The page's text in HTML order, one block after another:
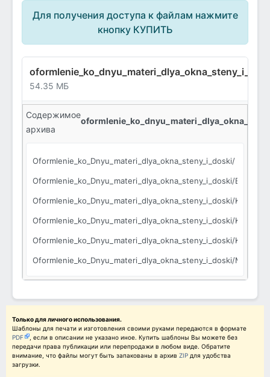
Для получения доступа к файлам нажмите
кнопку КУПИТЬ
54.35 МБ
Содержимое
архива
Oformlenie_ko_Dnyu_materi_dlya_okna_steny_i_doski/
Oformlenie_ko_Dnyu_materi_dlya_okna_steny_i_doski/
Oformlenie_ko_Dnyu_materi_dlya_okna_steny_i_doski/
Oformlenie_ko_Dnyu_materi_dlya_okna_steny_i_doski/
Oformlenie_ko_Dnyu_materi_dlya_okna_steny_i_doski/
Oformlenie_ko_Dnyu_materi_dlya_okna_steny_i_doski/
Oformlenie_ko_Dnyu_materi_dlya_okna_steny_i_doski/
Oformlenie_ko_Dnyu_materi_dlya_okna_steny_i_doski/
Oformlenie_ko_Dnyu_materi_dlya_okna_steny_i_doski/
Oformlenie_ko_Dnyu_materi_dlya_okna_steny_i_doski/
Только для личного использования.
Шаблоны для печати и изготовления своими руками передаются в формате
PDF
, если в описании не указано иное. Купить шаблоны Вы можете без
передачи права публикации или перепродажи в любом виде. Обратите
внимание, что файлы могут быть запакованы в архив ZIP для удобства
загрузки.